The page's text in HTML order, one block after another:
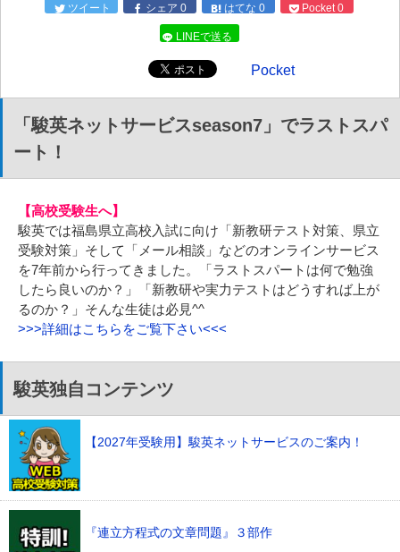
ツイート シェア 0 はてな 0 Pocket 0
LINEで送る
Pocket
「駿英ネットサービスseason7」でラストスパ
ート！
【高校受験生へ】
駿英では福島県立高校入試に向け「新教研テスト対策、県立
受験対策」そして「メール相談」などのオンラインサービス
を7年前から行ってきました。「ラストスパートは何で勉強
したら良いのか？」「新教研や実力テストはどうすれば上が
るのか？」そんな生徒は必見^^
>>>詳細はこちらをご覧下さい<<<
駿英独自コンテンツ
【2027年受験用】駿英ネットサービスのご案内！
『連立方程式の文章問題』３部作